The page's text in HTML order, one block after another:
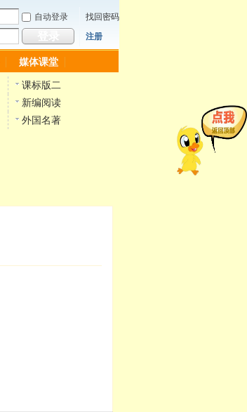
自动登录
找回密码
注册
媒体课堂
课标版二
新编阅读
外国名著